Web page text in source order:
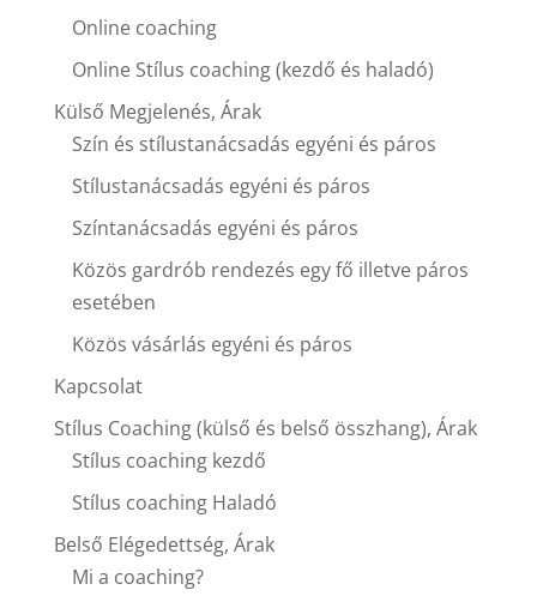
Online coaching
Online Stílus coaching (kezdő és haladó)
Külső Megjelenés, Árak
Szín és stílustanácsadás egyéni és páros
Stílustanácsadás egyéni és páros
Színtanácsadás egyéni és páros
Közös gardrób rendezés egy fő illetve páros
esetében
Közös vásárlás egyéni és páros
Kapcsolat
Stílus Coaching (külső és belső összhang), Árak
Stílus coaching kezdő
Stílus coaching Haladó
Belső Elégedettség, Árak
Mi a coaching?